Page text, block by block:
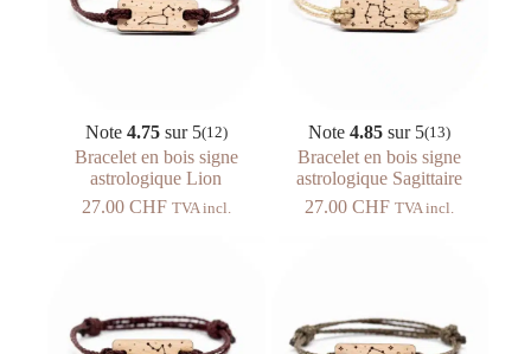
Note 4.75sur 5(12)
Bracelet en bois signe
astrologique Lion
27.00 CHF TVA incl.
Note4.85 sur 5(13)
Bracelet en bois signe
astrologique Sagittaire
27.00CHF TVA incl.